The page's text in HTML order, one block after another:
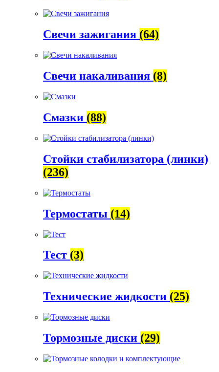
Свечи зажигания (64)
Свечи накаливания (8)
Смазки (88)
Стойки стабилизатора (линки)
(236)
Термостаты (14)
Тест (3)
Технические жидкости (25)
Тормозные диски (29)